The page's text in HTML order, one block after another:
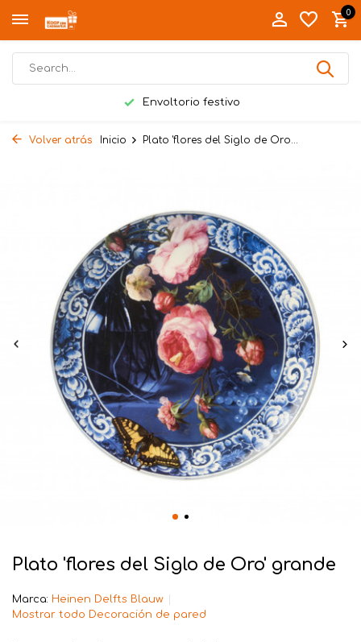
0
Envoltorio festivo
Volver atrás Inicio Plato 'flores del Siglo de Oro...
Plato 'flores del Siglo de Oro' grande
Marca: Heinen Delfts Blauw
Mostrar todo Decoración de pared